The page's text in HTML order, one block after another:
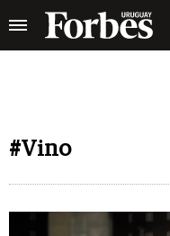
#Vino